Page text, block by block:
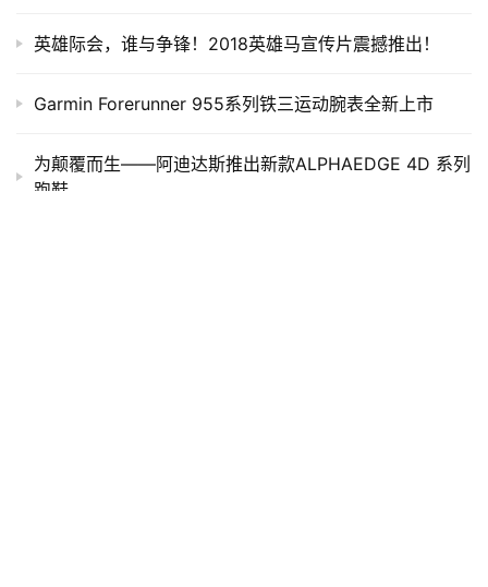
英雄际会，谁与争锋！2018英雄马宣传片震撼推出！
Garmin Forerunner 955系列铁三运动腕表全新上市
为颠覆而生——阿迪达斯推出新款ALPHAEDGE 4D 系列
跑鞋